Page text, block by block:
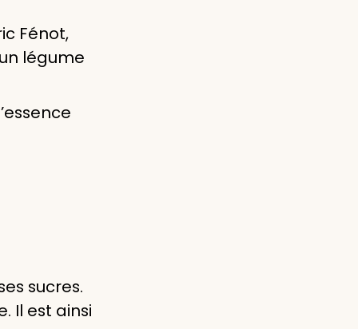
Fénot,
légume
sucres.
Il est ainsi